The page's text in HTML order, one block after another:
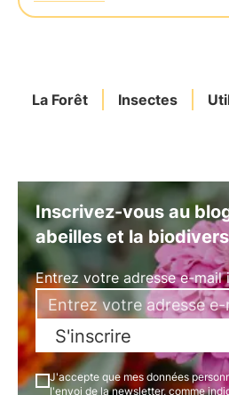
La Forêt Insectes
Inscrivez-vous au
abeilles et la
Entrez votre adresse e-mail
S'inscrire
J'accepte que mes données
l'envoi de la newsletter, comme